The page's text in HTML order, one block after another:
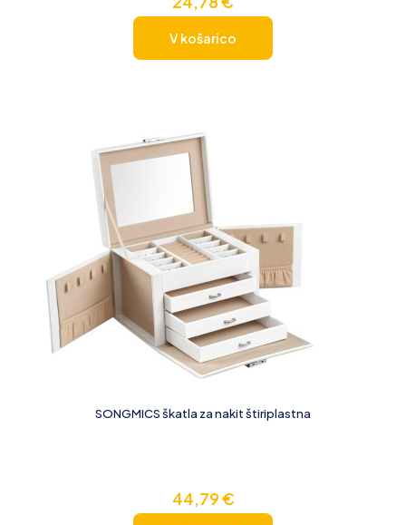
V košarico
SONGMICS škatla za nakit štiriplastna
44,79€